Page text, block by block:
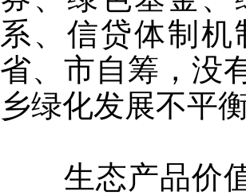
系、信贷体制
省、市自筹，没
乡绿化发展不平
生态产品价值